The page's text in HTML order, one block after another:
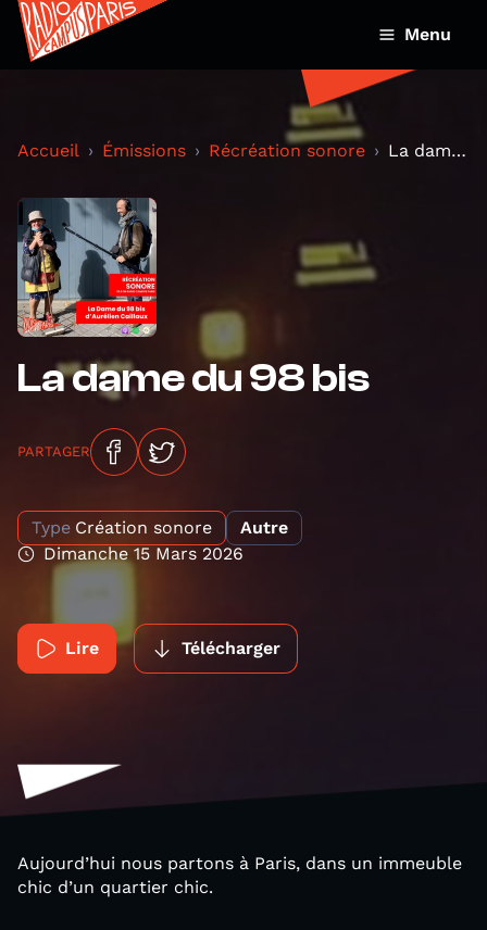
Menu
Accueil Émissions Récréation sonore La dame du 98 bis
La dame du 98 bis
PARTAGER
Type Création sonore
Autre
Dimanche 15 Mars 2026
Lire Télécharger
Aujourd’hui nous partons à Paris, dans un immeuble
chic d’un quartier chic.